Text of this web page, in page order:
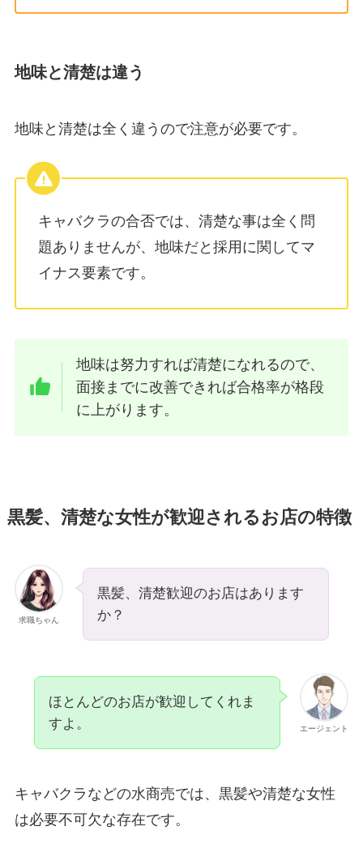
地味と清楚は違う
地味と清楚は全く違うので注意が必要です。
キャバクラの合否では、清楚な事は全く問
題ありませんが、地味だと採用に関してマ
イナス要素です。
地味は努力すれば清楚になれるので、
面接までに改善できれば合格率が格段
に上がります。
黒髪、清楚な女性が歓迎されるお店の特徴
求職ちゃん
黒髪、清楚歓迎のお店はあります
か？
エージェント
ほとんどのお店が歓迎してくれま
すよ。
キャバクラなどの水商売では、黒髪や清楚な女性
は必要不可欠な存在です。